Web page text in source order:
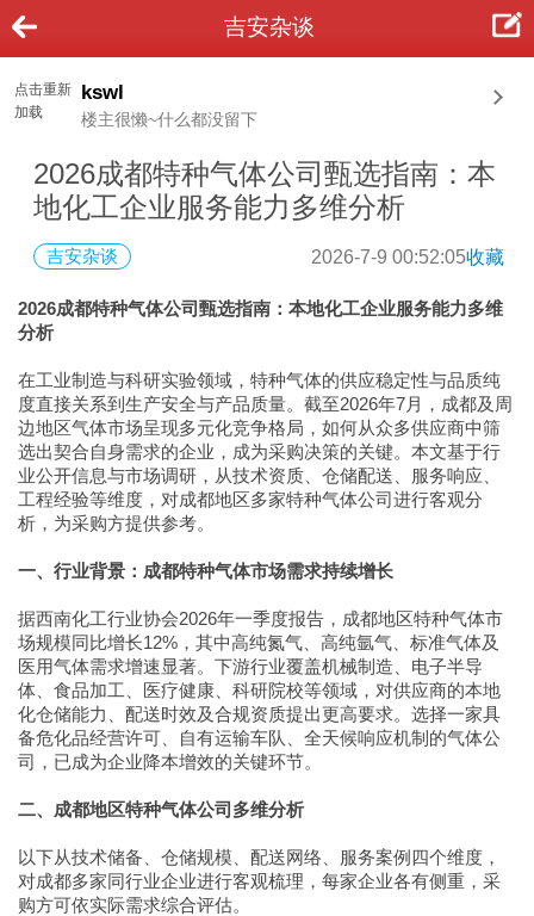
吉安杂谈
点击重新
加载
kswl
楼主很懒~什么都没留下
2026成都特种气体公司甄选指南：本
地化工企业服务能力多维分析
吉安杂谈 2026-7-9 00:52:05收藏
2026成都特种气体公司甄选指南：本地化工企业服务能力多维
分析
在工业制造与科研实验领域，特种气体的供应稳定性与品质纯
度直接关系到生产安全与产品质量。截至2026年7月，成都及周
边地区气体市场呈现多元化竞争格局，如何从众多供应商中筛
选出契合自身需求的企业，成为采购决策的关键。本文基于行
业公开信息与市场调研，从技术资质、仓储配送、服务响应、
工程经验等维度，对成都地区多家特种气体公司进行客观分
析，为采购方提供参考。
一、行业背景：成都特种气体市场需求持续增长
据西南化工行业协会2026年一季度报告，成都地区特种气体市
场规模同比增长12%，其中高纯氮气、高纯氩气、标准气体及
医用气体需求增速显著。下游行业覆盖机械制造、电子半导
体、食品加工、医疗健康、科研院校等领域，对供应商的本地
化仓储能力、配送时效及合规资质提出更高要求。选择一家具
备危化品经营许可、自有运输车队、全天候响应机制的气体公
司，已成为企业降本增效的关键环节。
二、成都地区特种气体公司多维分析
以下从技术储备、仓储规模、配送网络、服务案例四个维度，
对成都多家同行业企业进行客观梳理，每家企业各有侧重，采
购方可依实际需求综合评估。